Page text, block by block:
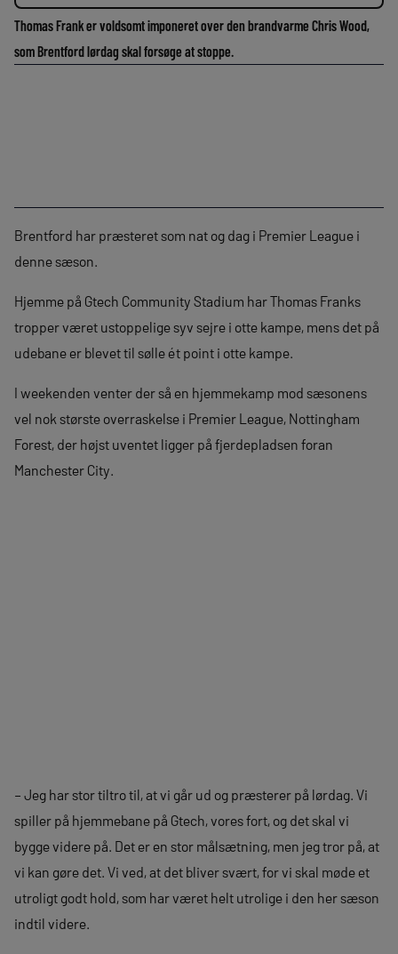
Thomas Frank er voldsomt imponeret over den brandvarme Chris Wood,
som Brentford lørdag skal forsøge at stoppe.
Brentford har præsteret som nat og dag i Premier League i
denne sæson.
Hjemme på Gtech Community Stadium har Thomas Franks
tropper været ustoppelige syv sejre i otte kampe, mens det på
udebane er blevet til sølle ét point i otte kampe.
I weekenden venter der så en hjemmekamp mod sæsonens
vel nok største overraskelse i Premier League, Nottingham
Forest, der højst uventet ligger på fjerdepladsen foran
Manchester City.
– Jeg har stor tiltro til, at vi går ud og præsterer på lørdag. Vi
spiller på hjemmebane på Gtech, vores fort, og det skal vi
bygge videre på. Det er en stor målsætning, men jeg tror på, at
vi kan gøre det. Vi ved, at det bliver svært, for vi skal møde et
utroligt godt hold, som har været helt utrolige i den her sæson
indtil videre.